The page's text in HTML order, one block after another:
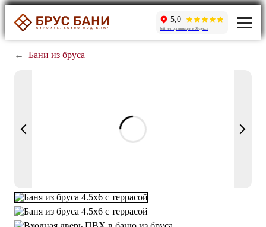
5,0
Рейтинг организации в Яндексе
← Бани из бруса